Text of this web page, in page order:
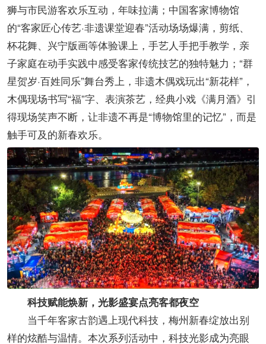
狮与市民游客欢乐互动，年味拉满；中国客家博物馆
的“客家匠心传艺·非遗课堂迎春”活动场场爆满，剪纸、
杯花舞、兴宁版画等体验课上，手艺人手把手教学，亲
子家庭在动手实践中感受客家传统技艺的独特魅力；“群
星贺岁·百姓同乐”舞台秀上，非遗木偶戏玩出“新花样”，
木偶现场书写“福”字、表演茶艺，经典小戏《满月酒》引
得现场笑声不断，让非遗不再是“博物馆里的记忆”，而是
触手可及的新春欢乐。
科技赋能焕新，光影盛宴点亮客都夜空
当千年客家古韵遇上现代科技，梅州新春绽放出别
样的炫酷与温情。本次系列活动中，科技光影成为亮眼